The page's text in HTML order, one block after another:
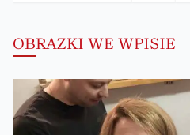
OBRAZKI WE WPISIE